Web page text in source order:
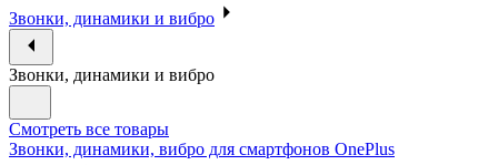
Звонки, динамики и вибро
Звонки, динамики и вибро
Смотреть все товары
Звонки, динамики, вибро для смартфонов OnePlus